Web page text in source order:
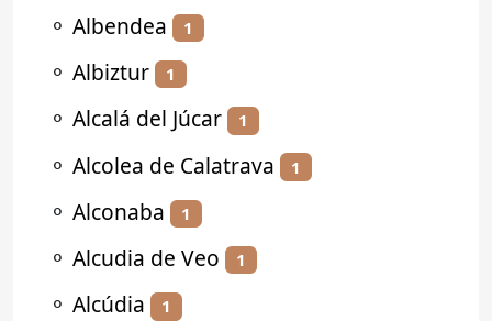
⚬ Albendea 1
⚬ Albiztur 1
⚬ Alcalá del Júcar 1
⚬ Alcolea de Calatrava 1
⚬ Alconaba 1
⚬ Alcudia de Veo 1
⚬ Alcúdia 1